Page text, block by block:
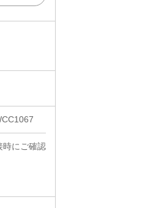
時にご確認